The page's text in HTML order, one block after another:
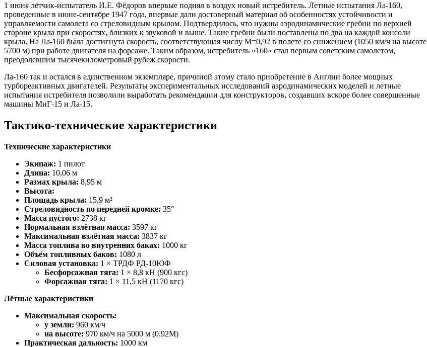
1 июня лётчик-испытатель И.Е. Фёдоров впервые поднял в воздух новый истребитель. Летные испытания Ла-160,
проведенные в июне-сентябре 1947 года, впервые дали достоверный материал об особенностях устойчивости и
управляемости самолета со стреловидным крылом. Подтвердилось, что нужны аэродинамические гребни по верхней
стороне крыла при скоростях, близких к звуковой и выше. Такие гребни были поставлены по два на каждой консоли
крыла. На Ла-160 была достигнута скорость, соответствующая числу М=0,92 в полете со снижением (1050 км/ч на высоте
5700 м) при работе двигателя на форсаже. Таким образом, истребитель «160» стал первым советским самолетом,
преодолевшим тысячекилометровый рубеж скорости.
Ла-160 так и остался в единственном экземпляре, причиной этому стало приобретение в Англии более мощных
турбореактивных двигателей. Результаты экспериментальных исследований аэродинамических моделей и летные
испытания истребителя позволили выработать рекомендации для конструкторов, создавших вскоре более совершенные
машины МиГ-15 и Ла-15.
Тактико-технические характеристики
Технические характеристики
Экипаж: 1 пилот
Длина: 10,06 м
Размах крыла: 8,95 м
Высота:
Площадь крыла: 15,9 м²
Стреловидность по передней кромке: 35°
Масса пустого: 2738 кг
Нормальная взлётная масса: 3597 кг
Максимальная взлётная масса: 3837 кг
Масса топлива во внутренних баках: 1000 кг
Объём топливных баков: 1080 л
Силовая установка: 1 × ТРДФ РД-10ЮФ
Бесфорсажная тяга: 1 × 8,8 кН (900 кгс)
Форсажная тяга: 1 × 11,5 кН (1170 кгс)
Лётные характеристики
Максимальная скорость:
у земли: 960 км/ч
на высоте: 970 км/ч на 5000 м (0,92М)
Практическая дальность: 1000 км